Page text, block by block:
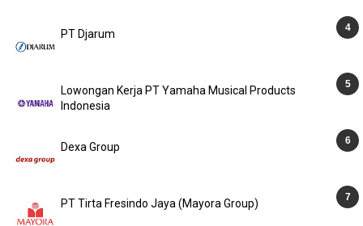
PT Djarum
Lowongan Kerja PT Yamaha Musical Products
Indonesia
Dexa Group
PT Tirta Fresindo Jaya (Mayora Group)